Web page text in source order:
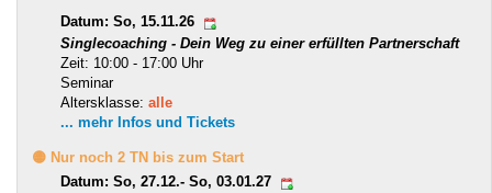
Datum: So, 15.11.26
Singlecoaching - Dein Weg zu einer erfüllten Partnerschaft
Zeit: 10:00 - 17:00 Uhr
Seminar
Altersklasse: alle
... mehr Infos und Tickets
🟡 Nur noch 2 TN bis zum Start
Datum: So, 27.12.- So, 03.01.27